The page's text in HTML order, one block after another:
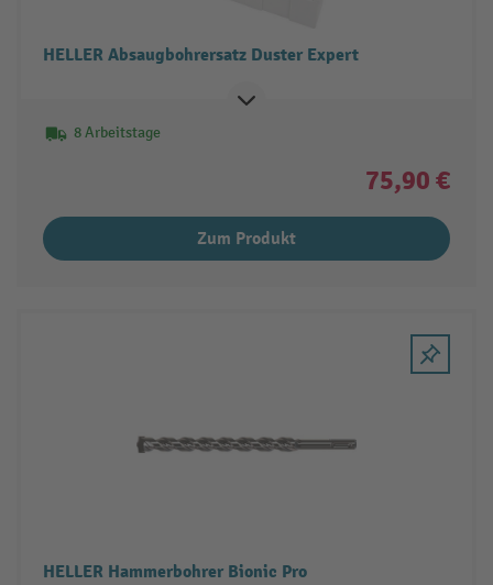
HELLER Absaugbohrersatz Duster Expert
8 Arbeitstage
75,90 €
Zum Produkt
HELLER Hammerbohrer Bionic Pro